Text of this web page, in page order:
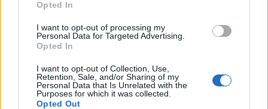
Opted In
I want to opt-out of processing my
Personal Data for Targeted Advertising.
Opted In
I want to opt-out of Collection, Use,
Retention, Sale, and/or Sharing of my
Personal Data that Is Unrelated with the
Purposes for which it was collected.
Opted Out
analyysi
näin katsot ottelun